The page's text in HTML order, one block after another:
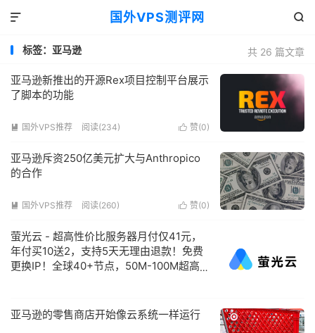
国外VPS测评网 

共 26 篇文章
标签：亚马逊
亚马逊新推出的开源Rex项目控制平台展示
了脚本的功能
 赞(0)
 国外VPS推荐 阅读(234)
亚马逊斥资250亿美元扩大与Anthropico
的合作
 赞(0)
 国外VPS推荐 阅读(260)
萤光云 - 超高性价比服务器月付仅41元，
年付买10送2，支持5天无理由退款！免费
更换IP！全球40+节点，50M-100M超高
亚马逊的零售商店开始像云系统一样运行